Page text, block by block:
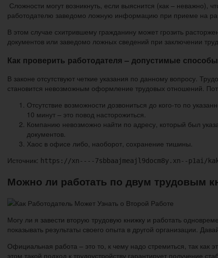
Сложности могут возникнуть, если выяснится (как – неважно),
работодателю заведомо ложную информацию при приеме на
В этом случае схитрившему гражданину может грозить
документов или заведомо ложных сведений при заключении
Как проверить работодателя – допустимые способы
В законе отсутствуют четкие указания по данному вопросу.
становится невозможным оформление трудовых отношений.
Отсутствие возможности дозвониться до кого-то по
10 минут – это повод насторожиться.
Компанию невозможно найти по адресу, который был
документов.
Хаос в офисе либо, наоборот, сохранение тишины.
Источник: https://xn----7sbbaajmeajl9docm8y.xn--p1ai/
Можно ли работать по двум трудовым
Могу ли я завести вторую трудовую книжку и работать
показывать результаты своего опыта в другой организации.
Официальная работа – это то, к чему надо стремиться, так как
этом такой подход к трудоустройству гарантирует получение